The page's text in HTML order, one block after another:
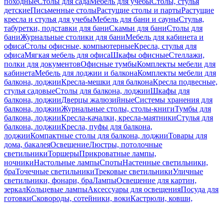
детскиеПисьменные столыРастущие столы и партыРастущие
кресла и стулья для учебыМебель для бани и сауныСтулья,
табуретки, подставки для баниСкамьи для баниСтолы для
баниЖурнальные столики для баниМебель для кабинета и
офисаСтолы офисные, компьютерныеКресла, стулья для
офисаМягкая мебель для офисаШкафы офисныеСтеллажи,
полки для документовОфисные тумбыКомплекты мебели для
кабинетаМебель для лоджии и балконаКомплекты мебели для
балкона, лоджииКресла-мешки для балконаКресла подвесные,
стулья садовыеСтолы для балкона, лоджииШкафы для
балкона, лоджииДверцы жалюзийныеСистемы хранения для
балкона, лоджииЖурнальные столы, столы-книгиТумбы для
балкона, лоджииКресла-качалки, кресла-маятникиСтулья для
балкона, лоджииКресла, пуфы для балкона,
лоджииКомпактные столы для балкона, лоджииТовары для
дома, бакалеяОсвещениеЛюстры, потолочные
светильникиТоршерыПрикроватные лампы,
ночникиНастольные лампыСпотыНастенные светильники,
браТочечные светильникиТрековые светильникиУличные
светильники, фонари, браЛампыОсвещение для картин,
зеркалКольцевые лампыАксессуары для освещенияПосуда для
готовкиСковороды, сотейники, вокиКастрюли, ковши,